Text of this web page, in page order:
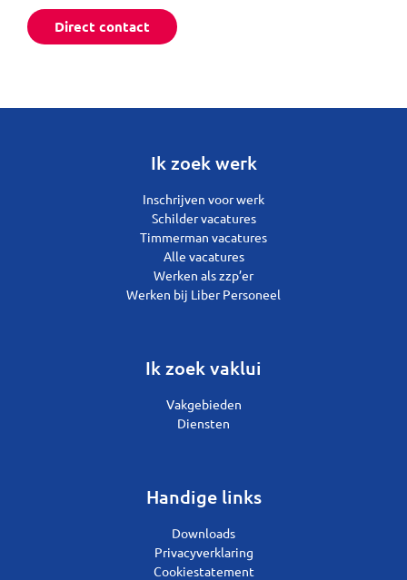
Direct contact
Ik zoek werk
Inschrijven voor werk
Schilder vacatures
Timmerman vacatures
Alle vacatures
Werken als zzp’er
Werken bij Liber Personeel
Ik zoek vaklui
Vakgebieden
Diensten
Handige links
Downloads
Privacyverklaring
Cookiestatement